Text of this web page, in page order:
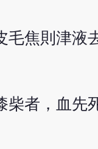
毛焦則津液
柴者，血先